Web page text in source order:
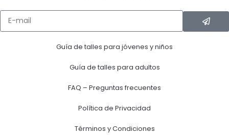
Guía de talles para jóvenes y niños
Guía de talles para adultos
FAQ – Preguntas frecuentes
Política de Privacidad
Términos y Condiciones